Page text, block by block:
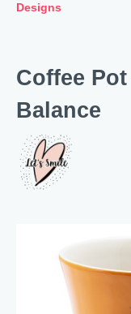
Designs
Coffee
Balance